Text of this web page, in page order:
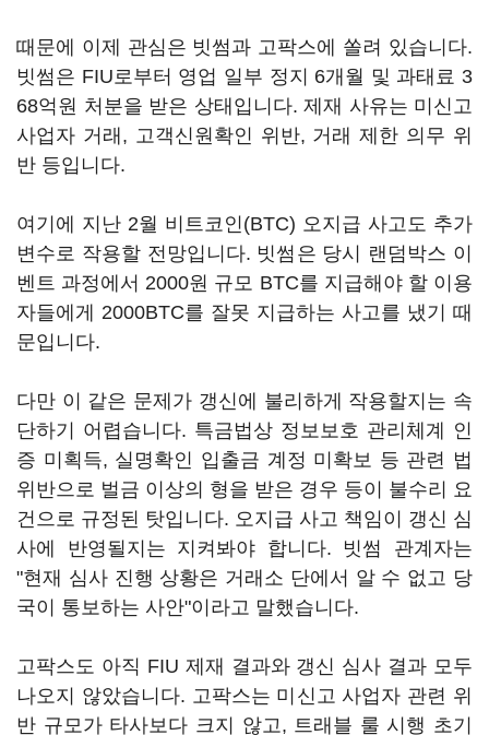
때문에 이제 관심은 빗썸과 고팍스에 쏠려 있습니다.
빗썸은 FIU로부터 영업 일부 정지 6개월 및 과태료 3
68억원 처분을 받은 상태입니다. 제재 사유는 미신고
사업자 거래, 고객신원확인 위반, 거래 제한 의무 위
반 등입니다.
여기에 지난 2월 비트코인(BTC) 오지급 사고도 추가
변수로 작용할 전망입니다. 빗썸은 당시 랜덤박스 이
벤트 과정에서 2000원 규모 BTC를 지급해야 할 이용
자들에게 2000BTC를 잘못 지급하는 사고를 냈기 때
문입니다.
다만 이 같은 문제가 갱신에 불리하게 작용할지는 속
단하기 어렵습니다. 특금법상 정보보호 관리체계 인
증 미획득, 실명확인 입출금 계정 미확보 등 관련 법
위반으로 벌금 이상의 형을 받은 경우 등이 불수리 요
건으로 규정된 탓입니다. 오지급 사고 책임이 갱신 심
사에 반영될지는 지켜봐야 합니다. 빗썸 관계자는
"현재 심사 진행 상황은 거래소 단에서 알 수 없고 당
국이 통보하는 사안"이라고 말했습니다.
고팍스도 아직 FIU 제재 결과와 갱신 심사 결과 모두
나오지 않았습니다. 고팍스는 미신고 사업자 관련 위
반 규모가 타사보다 크지 않고, 트래블 룰 시행 초기